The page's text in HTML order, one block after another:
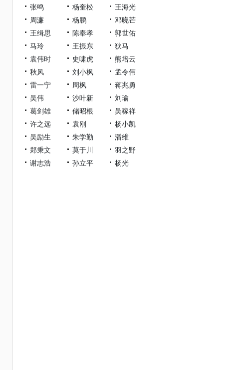
张鸣
杨奎松
王海光
周濂
杨鹏
邓晓芒
王缉思
陈奉孝
郭世佑
马玲
王振东
狄马
袁伟时
史啸虎
熊培云
秋风
刘小枫
孟令伟
雷一宁
周枫
蒋兆勇
吴伟
沙叶新
刘瑜
葛剑雄
储昭根
吴稼祥
许之远
袁刚
杨小凯
吴励生
朱学勤
潘维
郑秉文
莫于川
羽之野
谢志浩
孙立平 杨光